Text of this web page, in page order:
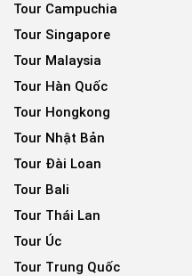
Tour Campuchia
Tour Singapore
Tour Malaysia
Tour Hàn Quốc
Tour Hongkong
Tour Nhật Bản
Tour Đài Loan
Tour Bali
Tour Thái Lan
Tour Úc
Tour Trung Quốc